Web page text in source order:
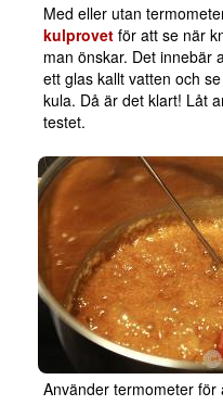
Med eller utan
kulprovetför att se när
man önskar. Det innebär
ett glas kallt vatten och
kula. Då är det klart! Låt
testet.
Använder termometer för